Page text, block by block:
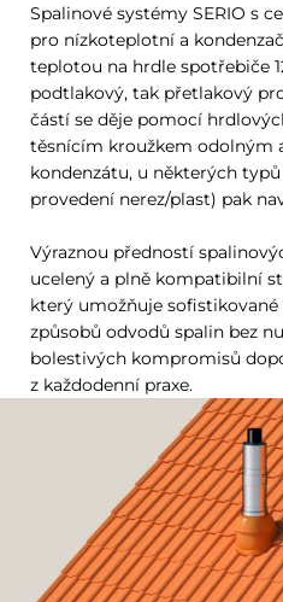
Spalinové systémy SERIO s
pro nízkoteplotní a
teplotou na hrdle spotřebiče
podtlakový, tak přetlakový
částí se děje pomocí
těsnícím kroužkem odolným
kondenzátu, u některých
provedení nerez/plast) pak
Výraznou předností
ucelený a plně kompatibilní
který umožňuje sofistikované
způsobů odvodů spalin bez
bolestivých kompromisů
z každodenní praxe.